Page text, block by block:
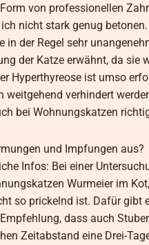
von professionellen
nicht stark genug
in der Regel sehr
der Katze erwähnt, da
Hyperthyreose ist umso
weitgehend verhindert
bei Wohnungskatzen
und Impfungen aus?
Infos: Bei einer
Wurmeier im
so prickelnd ist. Dafür gibt
dass auch
Zeitabstand eine Drei-